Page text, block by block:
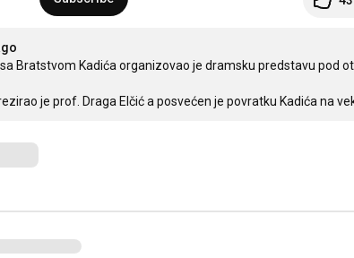
Bratstvom Kadića organizovao je dramsku predstavu pod
je prof. Draga Elčić a posvećen je povratku Kadića na